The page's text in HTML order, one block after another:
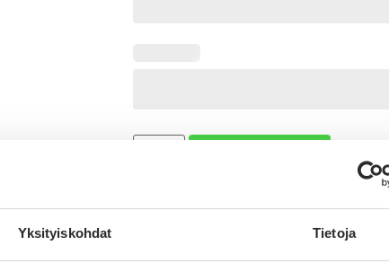
Yksityiskohdat Tietoja
0%